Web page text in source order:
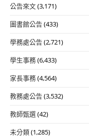
公告來文(3,171)
圖書館公告(433)
學務處公告(2,721)
學生事務(6,433)
家長事務(4,564)
教務處公告(3,532)
教師甄選(42)
未分類(1,285)